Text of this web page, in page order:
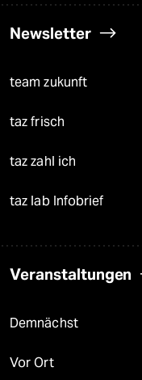
Newsletter
team zukunft
taz frisch
taz zahl ich
taz lab Infobrief
Veranstaltungen
Demnächst
Vor Ort